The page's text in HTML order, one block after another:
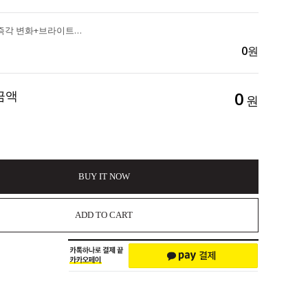
얼굴라인의 즉각 변화+브라이트닝까지 "DA99 실리프팅 비타민C 앰플" 3세트 구매시 앰플1EA증정 156,000>>118,000
0원
액 0 원
BUY IT NOW
ADD TO CART